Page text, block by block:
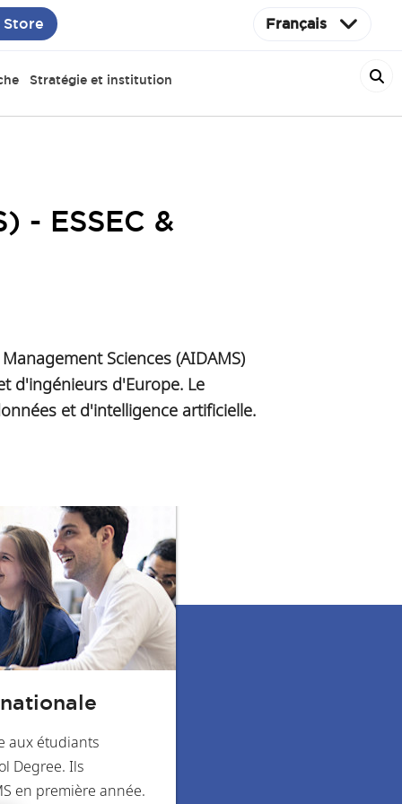
Store Français
Stratégie et institution
- ESSEC &
Sciences (AIDAMS)
d'ingénieurs d'Europe. Le
et d'intelligence artificielle.
aux étudiants
Degree. Ils
en première année.